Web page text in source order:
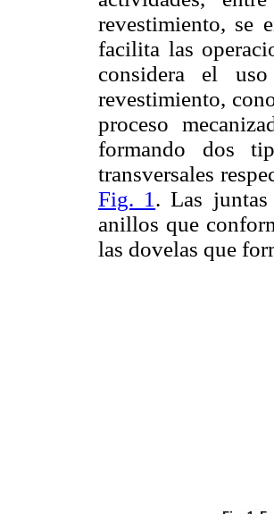
revestimiento, se
facilita las
considera el
revestimiento,
proceso
formando dos
transversales
Fig. 1 . Las juntas
anillos que
las dovelas que